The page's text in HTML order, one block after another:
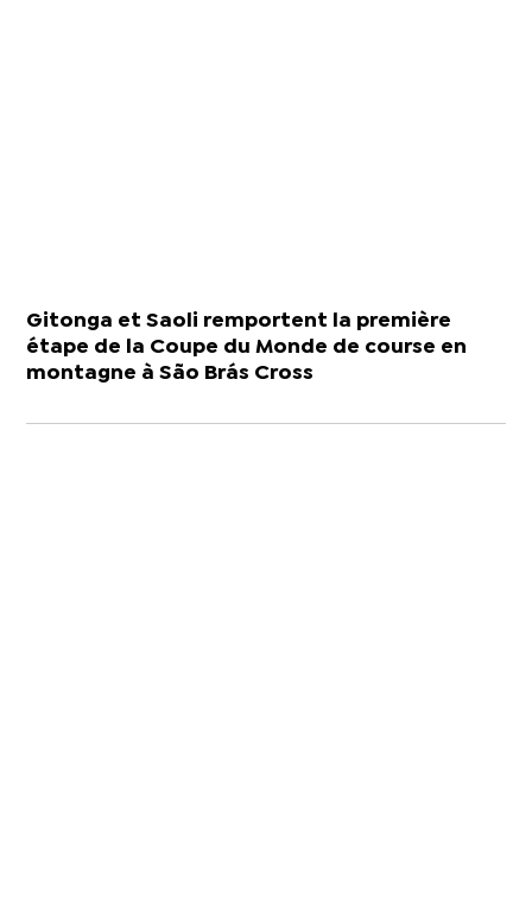
Gitonga et Saoli remportent la première
étape de la Coupe du Monde de course en
montagne à São Brás Cross